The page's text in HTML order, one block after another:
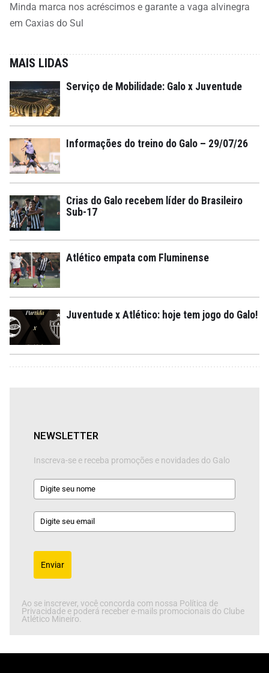
Minda marca nos acréscimos e garante a vaga alvinegra
em Caxias do Sul
MAIS LIDAS
Serviço de Mobilidade: Galo x Juventude
Informações do treino do Galo – 29/07/26
Crias do Galo recebem líder do Brasileiro
Sub-17
Atlético empata com Fluminense
Juventude x Atlético: hoje tem jogo do Galo!
NEWSLETTER
Inscreva-se e receba promoções e novidades do Galo
Enviar
Ao se inscrever, você concorda com nossa Política de
Privacidade e poderá receber e-mails promocionais do Clube
Atlético Mineiro.